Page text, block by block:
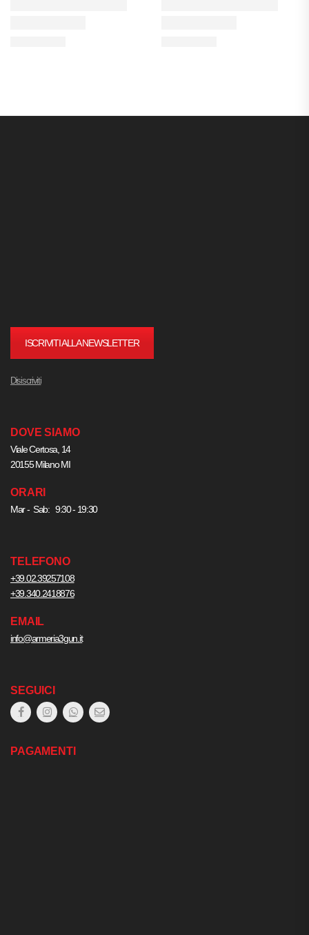
ISCRIVITI ALLA NEWSLETTER
Disiscriviti
DOVE SIAMO
Viale Certosa, 14
20155 Milano MI
ORARI
Mar - Sab: 9:30 - 19:30
TELEFONO
+39.02.39257108
+39.340.2418876
EMAIL
info@armeria3gun.it
SEGUICI
PAGAMENTI